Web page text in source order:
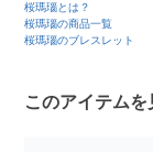
桜瑪瑙とは？
桜瑪瑙の商品一覧
桜瑪瑙のブレスレット
このアイテム